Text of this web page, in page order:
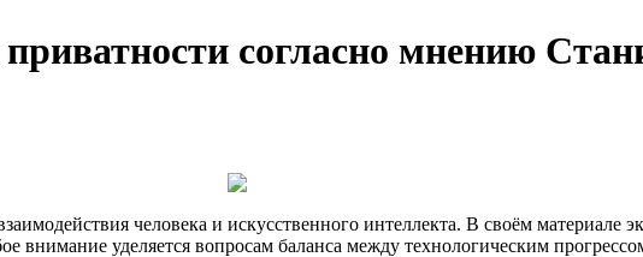
согласно мнению
человека и искусственного интеллекта. В своём материале
уделяется вопросам баланса между технологическим